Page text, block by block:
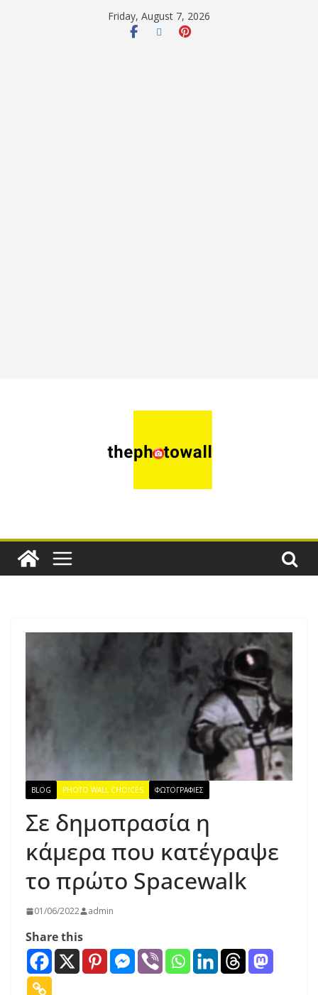
Friday, August 7, 2026
BLOG PHOTO WALL CHOICES ΦΩΤΟΓΡΑΦΙΕΣ
Σε δημοπρασία η
κάμερα που κατέγραψε
το πρώτο Spacewalk
01/06/2022 admin
Share this